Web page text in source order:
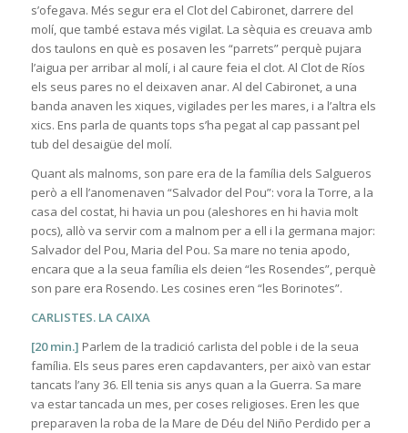
s’ofegava. Més segur era el Clot del Cabironet, darrere del
molí, que també estava més vigilat. La sèquia es creuava amb
dos taulons en què es posaven les “parrets” perquè pujara
l’aigua per arribar al molí, i al caure feia el clot. Al Clot de Ríos
els seus pares no el deixaven anar. Al del Cabironet, a una
banda anaven les xiques, vigilades per les mares, i a l’altra els
xics. Ens parla de quants tops s’ha pegat al cap passant pel
tub del desaigüe del molí.
Quant als malnoms, son pare era de la família dels Salgueros
però a ell l’anomenaven “Salvador del Pou”: vora la Torre, a la
casa del costat, hi havia un pou (aleshores en hi havia molt
pocs), allò va servir com a malnom per a ell i la germana major:
Salvador del Pou, Maria del Pou. Sa mare no tenia apodo,
encara que a la seua família els deien “les Rosendes”, perquè
son pare era Rosendo. Les cosines eren “les Borinotes”.
CARLISTES. LA CAIXA
[20 min.] Parlem de la tradició carlista del poble i de la seua
família. Els seus pares eren capdavanters, per això van estar
tancats l’any 36. Ell tenia sis anys quan a la Guerra. Sa mare
va estar tancada un mes, per coses religioses. Eren les que
preparaven la roba de la Mare de Déu del Niño Perdido per a